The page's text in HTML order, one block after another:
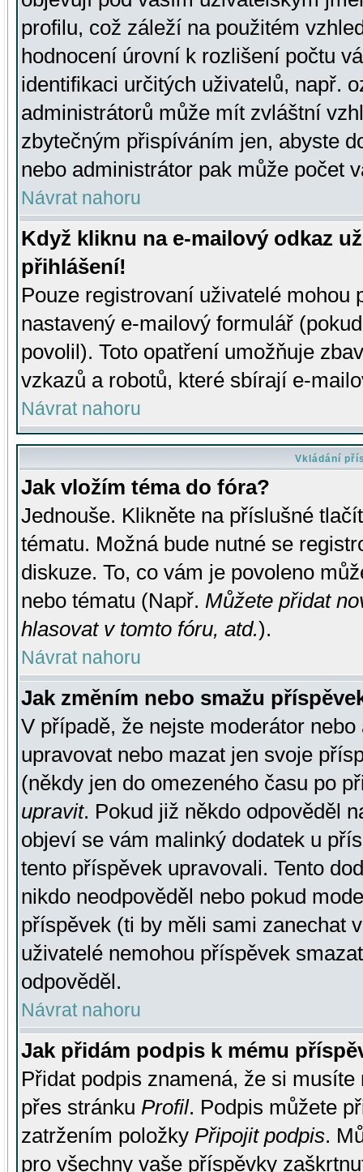
profilu, což záleží na použitém
hodnocení úrovní k rozlišení počtu
identifikaci určitých uživatelů, např.
administrátorů může mít zvláštní
zbytečným přispíváním jen, abyste
nebo administrátor pak může počet
Návrat nahoru
Když kliknu na e-mailový odkaz
přihlášení!
Pouze registrovaní uživatelé mohou
nastavený e-mailový formulář
povolil). Toto opatření umožňuje
vzkazů a robotů, které sbírají e-
Návrat nahoru
Vkládání
Jak vložím téma do fóra?
Jednouše. Klikněte na příslušné
tématu. Možná bude nutné se
diskuze. To, co vám je povoleno
nebo tématu (Např. Můžete přidat
hlasovat v tomto fóru, atd.).
Návrat nahoru
Jak změním nebo smažu
V případě, že nejste moderátor
upravovat nebo mazat jen svoje
(někdy jen do omezeného času po
upravit. Pokud již někdo odpověděl
objeví se vám malinký dodatek u
tento příspěvek upravovali. Tento
nikdo neodpověděl nebo pokud
příspěvek (ti by měli sami zanechat
uživatelé nemohou příspěvek
odpověděl.
Návrat nahoru
Jak přidám podpis k mému
Přidat podpis znamená, že si
přes stránku Profil. Podpis můžete
zatržením položky Připojit podpis.
pro všechny vaše příspěvky